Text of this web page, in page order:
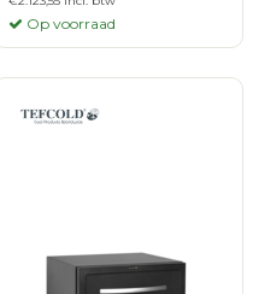
Op voorraad